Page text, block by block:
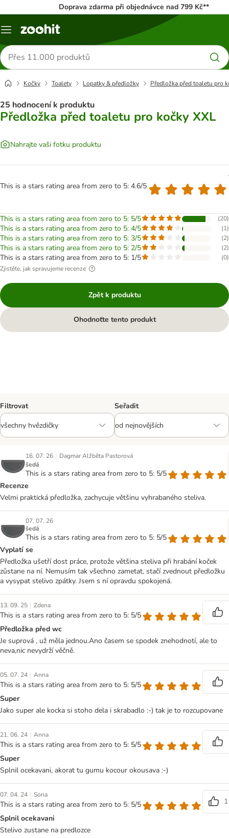
Doprava zdarma při objednávce nad 799 Kč**
Menu
Hledat
produkty
Kočky Toalety Lopatky & předložky Předložka před toaletu pro
25 hodnocení k produktu
Předložka před toaletu pro kočky XXL
Nahrajte vaši fotku produktu
This is a stars rating area from zero to 5: 4.6/5
This is a stars rating area from zero to 5: 5/5 (20)
This is a stars rating area from zero to 5: 4/5 (1)
This is a stars rating area from zero to 5: 3/5 (2)
This is a stars rating area from zero to 5: 2/5 (2)
This is a stars rating area from zero to 5: 1/5 (0)
Zjistěte, jak spravujeme recenze
Zpět k produktu
Ohodnoťte tento produkt
Filtrovat Seřadit
16. 07. 26 | Dagmar Alžběta Pastorová
šedá
This is a stars rating area from zero to 5: 5/5
Recenze
Velmi praktická předložka, zachycuje většinu vyhrabaného steliva.
07. 07. 26
šedá
This is a stars rating area from zero to 5: 5/5
Vyplatí se
Předložka ušetří dost práce, protože většina steliva při hrabání koček
zůstane na ní. Nemusím tak všechno zametat, stačí zvednout předložku
a vysypat stelivo zpátky. Jsem s ní opravdu spokojená.
13. 09. 25 | Zdena
This is a stars rating area from zero to 5: 5/5
Předložka před wc
Je suprová , už měla jednou.Ano časem se spodek znehodnotí, ale to
neva,nic nevydrží věčně.
05. 07. 24 | Anna
This is a stars rating area from zero to 5: 5/5
Super
Jako super ale kocka si stoho dela i skrabadlo :-) tak je to rozcupovane
21. 06. 24 | Anna
This is a stars rating area from zero to 5: 5/5
Super
Splnil ocekavani, akorat tu gumu kocour okousava :-)
07. 04. 24 | Sona
This is a stars rating area from zero to 5: 5/5
1
Splnil ocekavani
Stelivo zustane na predlozce